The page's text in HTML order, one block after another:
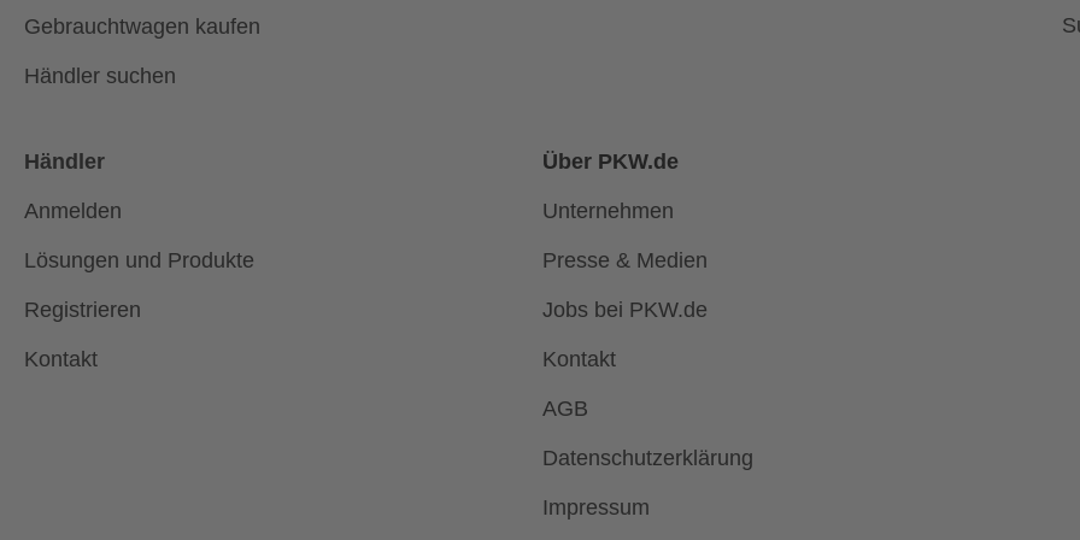
Gebrauchtwagen kaufen
Händler suchen
Händler
Anmelden
Lösungen und Produkte
Registrieren
Kontakt
Über PKW.de
Unternehmen
Presse & Medien
Jobs bei PKW.de
Kontakt
AGB
Datenschutzerklärung
Impressum